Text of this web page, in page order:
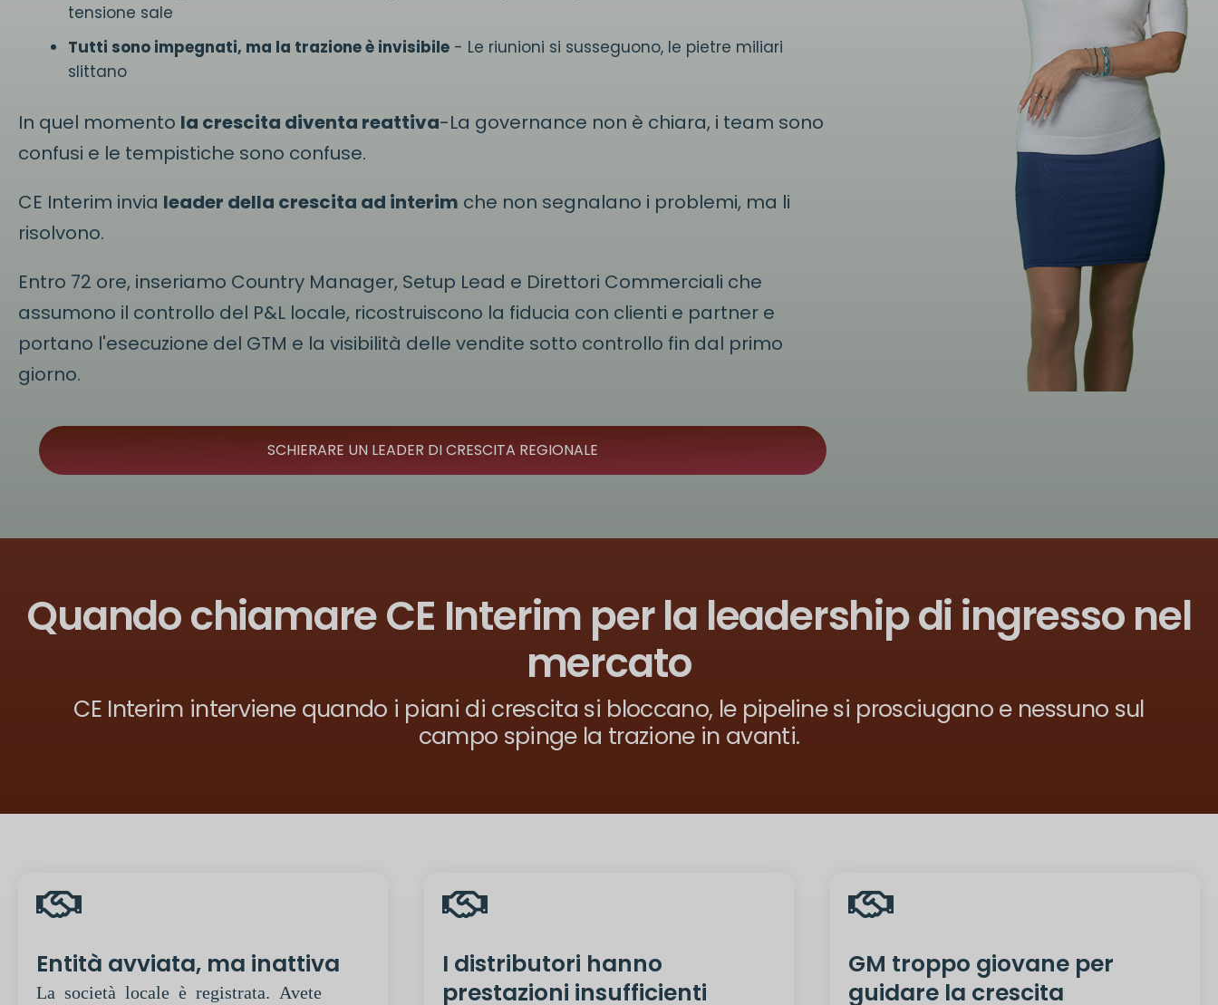
tensione sale
Tutti sono impegnati, ma la trazione è invisibile - Le riunioni si susseguono, le pietre miliari
slittano
In quel momento la crescita diventa reattiva-La governance non è chiara, i team sono
confusi e le tempistiche sono confuse.
CE Interim invia leader della crescita ad interim che non segnalano i problemi, ma li
risolvono.
Entro 72 ore, inseriamo Country Manager, Setup Lead e Direttori Commerciali che
assumono il controllo del P&L locale, ricostruiscono la fiducia con clienti e partner e
portano l'esecuzione del GTM e la visibilità delle vendite sotto controllo fin dal primo
giorno.
SCHIERARE UN LEADER DI CRESCITA REGIONALE
Quando chiamare CE Interim per la leadership di ingresso nel
mercato
CE Interim interviene quando i piani di crescita si bloccano, le pipeline si prosciugano e nessuno sul
campo spinge la trazione in avanti.
Entità avviata, ma inattiva
La società locale è registrata. Avete
I distributori hanno
prestazioni insufficienti
GM troppo giovane per
guidare la crescita